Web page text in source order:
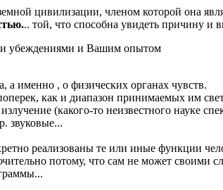
цивилизации, членом которой она
.. той, что способна увидеть причину и
убеждениями и Вашим опытом
а именно , о физических органах чувств.
как и диапазон принимаемых им
(какого-то неизвестного науке
звуковые...
реализованы те или иные функции
потому, что сам не может своими